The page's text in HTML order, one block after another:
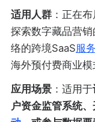
适用人群：正在布
探索数字藏品营
络的跨境SaaS服务
海外预付费商业模
应用场景：适用于
户资金监管系统